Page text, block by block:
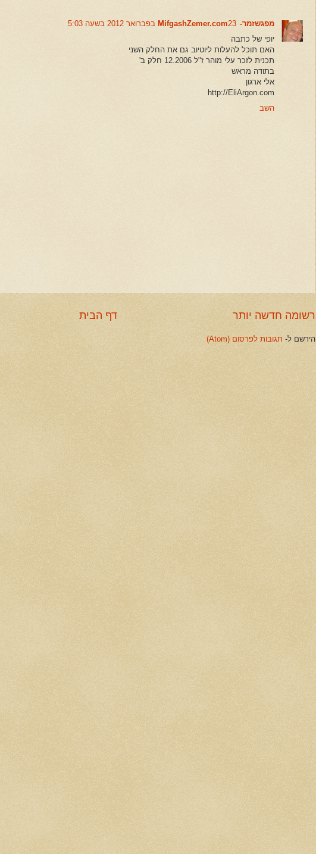
מפגשזמר-MifgashZemer.com 23 בפברואר 2012 בשעה 5:03
יופי של כתבה
האם תוכל להעלות ליוטיוב גם את החלק השני
תכנית לזכר עלי מוהר ז"ל 12.2006 חלק ב'
בתודה מראש
אלי ארגון
http://EliArgon.com
השב
רשומה חדשה יותר דף הבית
הירשם ל- תגובות לפרסום (Atom)